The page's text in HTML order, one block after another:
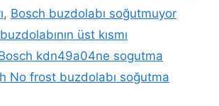
, Bosch buzdolabı soğutmuyor
üst kısmı
kdn49a04ne sogutma
No frost buzdolabı soğutma